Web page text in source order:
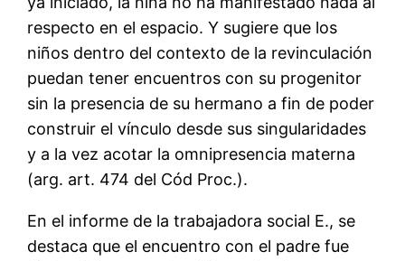
respecto en el espacio. Y sugiere que los
niños dentro del contexto de la revinculación
puedan tener encuentros con su progenitor
sin la presencia de su hermano a fin de poder
construir el vínculo desde sus singularidades
y a la vez acotar la omnipresencia materna
(arg. art. 474 del Cód Proc.).
En el informe de la trabajadora social E., se
destaca que el encuentro con el padre fue